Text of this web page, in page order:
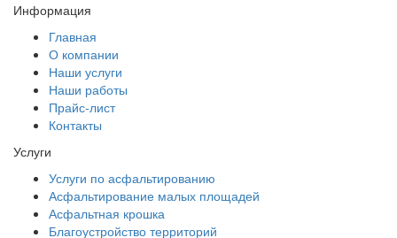
Информация
Главная
О компании
Наши услуги
Наши работы
Прайс-лист
Контакты
Услуги
Услуги по асфальтированию
Асфальтирование малых площадей
Асфальтная крошка
Благоустройство территорий